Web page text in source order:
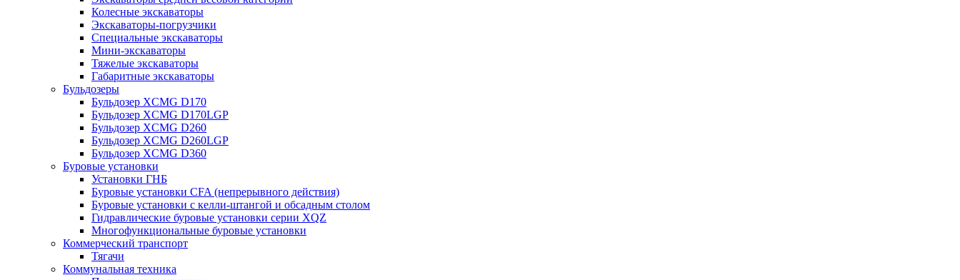
Колесные экскаваторы
Экскаваторы-погрузчики
Специальные экскаваторы
Мини-экскаваторы
Тяжелые экскаваторы
Габаритные экскаваторы
Бульдозеры
Бульдозер XCMG D170
Бульдозер XCMG D170LGP
Бульдозер XCMG D260
Бульдозер XCMG D260LGP
Бульдозер XCMG D360
Буровые установки
Установки ГНБ
Буровые установки CFA (непрерывного действия)
Буровые установки с келли-штангой и обсадным столом
Гидравлические буровые установки серии XQZ
Многофункциональные буровые установки
Коммерческий транспорт
Тягачи
Коммунальная техника